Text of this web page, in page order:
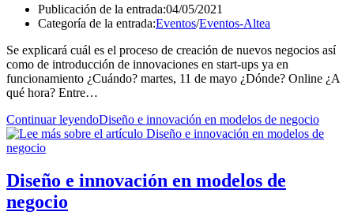
Publicación de la entrada:04/05/2021
Categoría de la entrada:Eventos/Eventos-Altea
Se explicará cuál es el proceso de creación de nuevos negocios así
como de introducción de innovaciones en start-ups ya en
funcionamiento ¿Cuándo? martes, 11 de mayo ¿Dónde? Online ¿A
qué hora? Entre…
Continuar leyendoDiseño e innovación en modelos de negocio
Diseño e innovación en modelos de
negocio